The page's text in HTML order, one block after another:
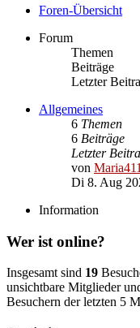
Foren-Übersicht
Forum
Themen
Beiträge
Letzter
Allgemeines
6 Themen
6 Beiträge
Letzter
von Maria411
Di 8. Aug
Information
Wer ist online?
Insgesamt sind 19
unsichtbare Mitglieder
Besuchern der letzten 5